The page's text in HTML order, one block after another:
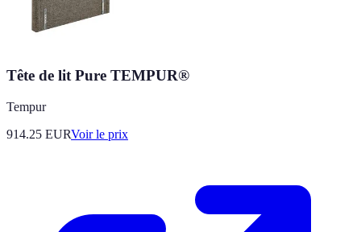
Tête de lit Pure TEMPUR®
Tempur
914.25 EURVoir le prix